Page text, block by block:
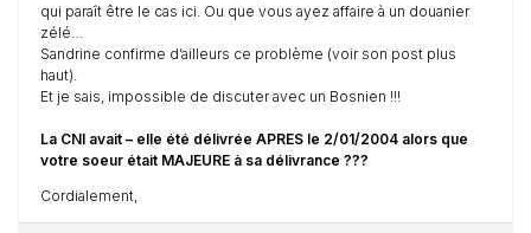
qui paraît être le cas ici. Ou que vous ayez affaire à un douanier
zélé…
Sandrine confirme d’ailleurs ce problème (voir son post plus
haut).
Et je sais, impossible de discuter avec un Bosnien !!!
La CNI avait – elle été délivrée APRES le 2/01/2004 alors que
votre soeur était MAJEURE à sa délivrance ???
Cordialement,